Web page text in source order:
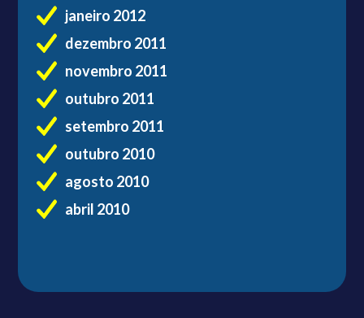
janeiro 2012
dezembro 2011
novembro 2011
outubro 2011
setembro 2011
outubro 2010
agosto 2010
abril 2010